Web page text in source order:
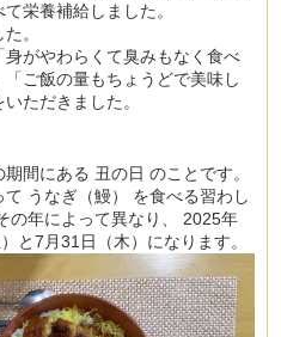
栄養補給しました。
。
身がやわらくて臭みもなく食べ
ご飯の量もちょうどで美味し
ただきました。
間にある 丑の日 のことです。
うなぎ（鰻） を食べる習わし
の年によって異なり、 2025年
と7月31日（木）になります。